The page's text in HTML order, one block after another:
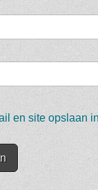
en site opslaan